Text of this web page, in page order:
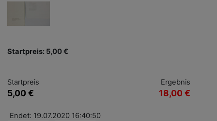
Startpreis: 5,00 €
Startpreis
5,00 €
Ergebnis
18,00 €
Endet: 19.07.2020 16:40:50